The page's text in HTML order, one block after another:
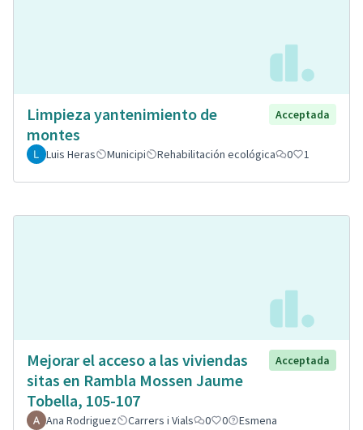
Limpieza yantenimiento de
montes
Acceptada
Luis Heras Municipi Rehabilitación ecológica 0 1
Mejorar el acceso a las viviendas
sitas en Rambla Mossen Jaume
Tobella, 105-107
Acceptada
Ana Rodriguez Carrers i Vials 0 0 Esmena